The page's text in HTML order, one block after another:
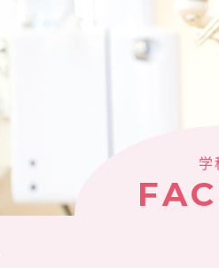
キャンパスガイド
新着情報 学